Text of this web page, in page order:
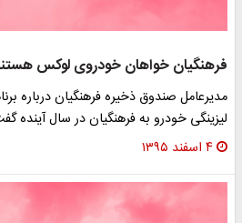
خواهان خودروی لوکس هستند!
صندوق ذخیره فرهنگیان درباره
خودرو به فرهنگیان در سال آینده
۴ اسفند ۱۳۹۵